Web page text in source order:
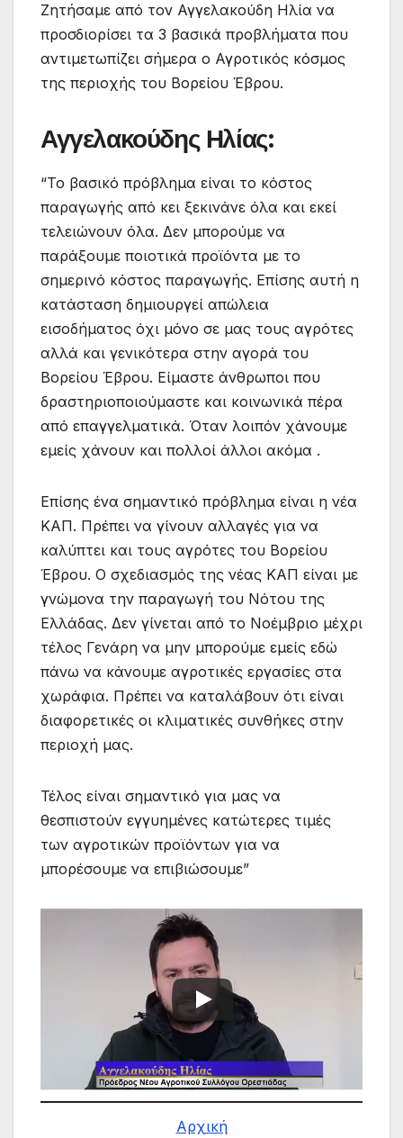
Ζητήσαμε από τον Αγγελακούδη Ηλία να
προσδιορίσει τα 3 βασικά προβλήματα που
αντιμετωπίζει σήμερα ο Αγροτικός κόσμος
της περιοχής του Βορείου Έβρου.
Αγγελακούδης Ηλίας:
“Το βασικό πρόβλημα είναι το κόστος
παραγωγής από κει ξεκινάνε όλα και εκεί
τελειώνουν όλα. Δεν μπορούμε να
παράξουμε ποιοτικά προϊόντα με το
σημερινό κόστος παραγωγής. Επίσης αυτή η
κατάσταση δημιουργεί απώλεια
εισοδήματος όχι μόνο σε μας τους αγρότες
αλλά και γενικότερα στην αγορά του
Βορείου Έβρου. Είμαστε άνθρωποι που
δραστηριοποιούμαστε και κοινωνικά πέρα
από επαγγελματικά. Όταν λοιπόν χάνουμε
εμείς χάνουν και πολλοί άλλοι ακόμα .
Επίσης ένα σημαντικό πρόβλημα είναι η νέα
ΚΑΠ. Πρέπει να γίνουν αλλαγές για να
καλύπτει και τους αγρότες του Βορείου
Έβρου. Ο σχεδιασμός της νέας ΚΑΠ είναι με
γνώμονα την παραγωγή του Νότου της
Ελλάδας. Δεν γίνεται από το Νοέμβριο μέχρι
τέλος Γενάρη να μην μπορούμε εμείς εδώ
πάνω να κάνουμε αγροτικές εργασίες στα
χωράφια. Πρέπει να καταλάβουν ότι είναι
διαφορετικές οι κλιματικές συνθήκες στην
περιοχή μας.
Τέλος είναι σημαντικό για μας να
θεσπιστούν εγγυημένες κατώτερες τιμές
των αγροτικών προϊόντων για να
μπορέσουμε να επιβιώσουμε”
Αρχική